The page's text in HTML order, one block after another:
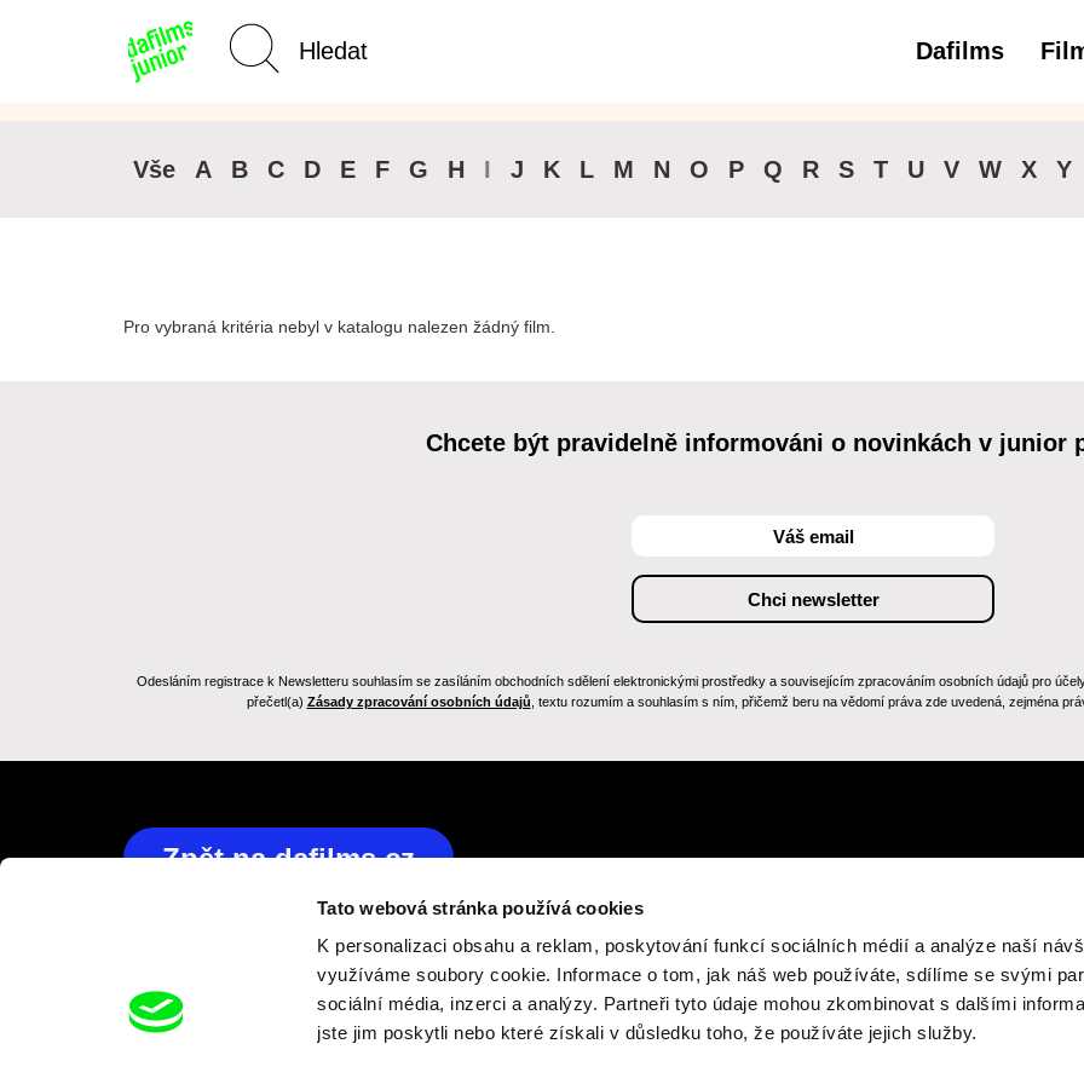
Tato webová stránka používá cookies
K personalizaci obsahu a reklam, poskytování funkcí sociálních médií a analýze naší
využíváme soubory cookie. Informace o tom, jak náš web používáte, sdílíme se svými
sociální média, inzerci a analýzy. Partneři tyto údaje mohou zkombinovat s dalšími
jste jim poskytli nebo které získali v důsledku toho, že používáte jejich služby.
Domů Dafilms
Kategorie Junior 3
Vše A B C D E F G H I J K L M N O P Q R S T U V W X Y
Pro vybraná kritéria nebyl v katalogu nalezen žádný film.
Chcete být pravidelně informováni o novinkách v junior
Odesláním registrace k Newsletteru souhlasím se zasíláním obchodních sdělení elektronickými prostředky a souvisejícím zpracováním osobních údajů pro
přečetl(a) Zásady zpracování osobních údajů , textu rozumím a souhlasím s ním, přičemž beru na vědomí práva zde uvedená, zejména
Zpět na dafilms.cz
Projekt Vizuální identita pro DAFilms Junior 2023 (reg. číslo
0380000313) byl realizován s finanční podporou Evropské unie - Next